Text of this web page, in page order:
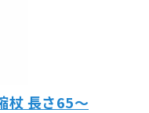
杖 長さ65～